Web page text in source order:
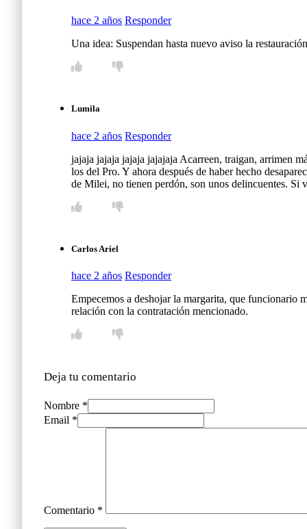
hace 2 años Responder
Una idea: Suspendan hasta nuevo aviso la
Lumila
hace 2 años Responder
jajaja jajaja jajaja jajajaja Acarreen, traigan, arrimen
los del Pro. Y ahora después de haber hecho
de Milei, no tienen perdón, son unos delincuentes. Si
Carlos Ariel
hace 2 años Responder
Empecemos a deshojar la margarita, que
relación con la contratación mencionado.
Deja tu comentario
Nombre *
Email *
Comentario *